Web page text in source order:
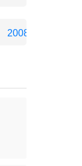
2008